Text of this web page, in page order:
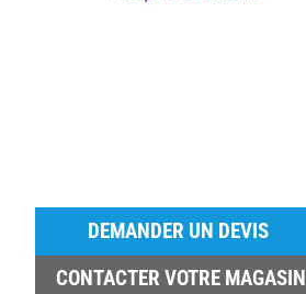
DEMANDER UN DEVIS
CONTACTER VOTRE MAGASIN